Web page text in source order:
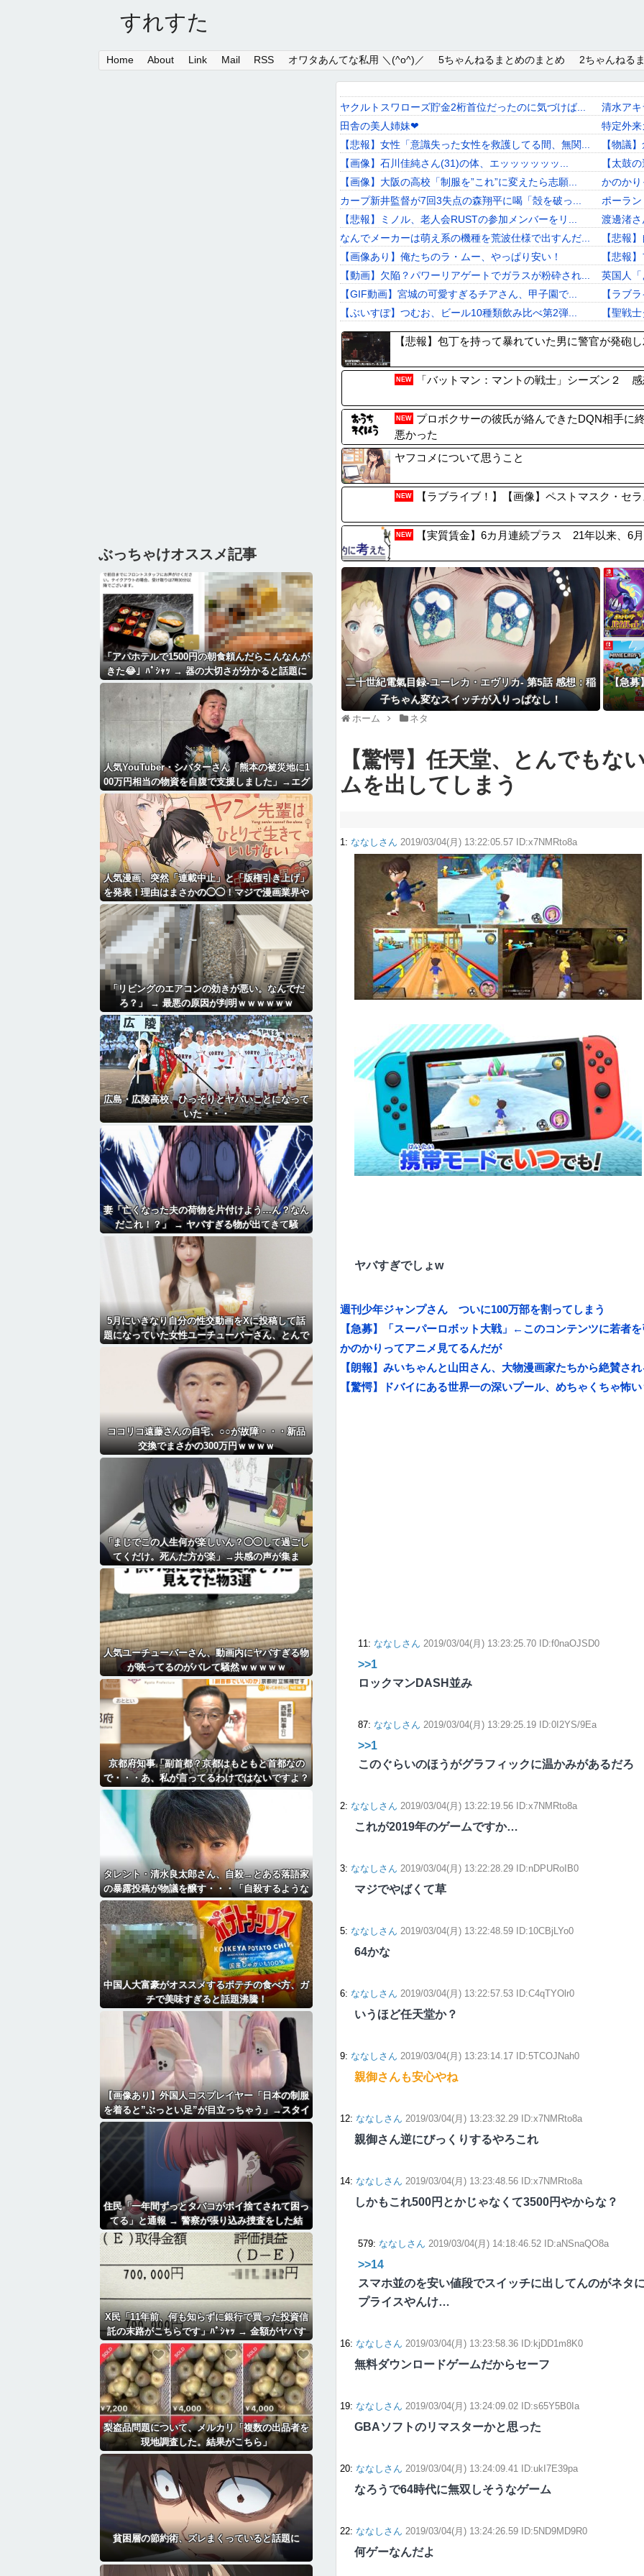
すれすた
Home About Link Mail RSS オワタあんてな私用 ＼(^o^)／ 5ちゃんねるまとめのまとめ 2ちゃんねる
ヤクルトスワローズ貯金2桁首位だったのに気づけば...
田舎の美人姉妹❤
【悲報】女性「意識失った女性を救護してる間、無関...
【画像】石川佳純さん(31)の体、エッッッッッッ...
【画像】大阪の高校「制服を”これ”に変えたら志願...
カープ新井監督が7回3失点の森翔平に喝「殻を破っ...
【悲報】ミノル、老人会RUSTの参加メンバーをリ...
なんでメーカーは萌え系の機種を荒波仕様で出すんだ...
【画像あり】俺たちのラ・ムー、やっぱり安い！
【動画】欠陥？パワーリアゲートでガラスが粉砕され...
【GIF動画】宮城の可愛すぎるチアさん、甲子園で...
【ぶいすぽ】つむお、ビール10種類飲み比べ第2弾...
【画像】日本さん、避難所が各国と比べて優秀過ぎる...
大阪のホテル、ヤバすぎて炎上www「大阪の洗礼を...
大阪のホテル、ヤバすぎて炎上www「大阪の洗礼を...
【悲報】弓使いキャラ、「めっちゃ溜めて撃つ」か「...
清水ア
特定外
【物議
【太鼓
かのか
ポーラ
渡邊渚さ
【悲報
【悲報
英国人
【ラブ
【聖戦
【速報
【悲報
【性加
【悲報】
【悲報】包丁を持って暴れていた男に警官が発砲
NEW 「バットマン：マントの戦士」シーズン２
NEW
プロボクサーの彼氏が絡んできたDQN相手に
悪かった
ヤフコメについて思うこと
NEW 【ラブライブ！】【画像】ペストマスク・セラ
NEW 【実質賃金】6カ月連続プラス 21年以来、6
二十世紀電氣目録-ユーレカ・エヴリカ- 第5話 感想：稲
子ちゃん変なスイッチが入りっぱなし！
【急募
ホーム ネタ
【驚愕】任天堂、とんでもな
ムを出してしまう
1: ななしさん 2019/03/04(月) 13:22:05.57 ID:x7NMRto8a
ヤバすぎでしょw
週刊少年ジャンプさん ついに100万部を割ってしまう
【急募】「スーパーロボット大戦」←このコンテンツに若者
かのかりってアニメ見てるんだが
【朗報】みいちゃんと山田さん、大物漫画家たちから絶賛さ
【驚愕】ドバイにある世界一の深いプール、めちゃくちゃ怖
11: ななしさん 2019/03/04(月) 13:23:25.70 ID:f0naOJSD0
>>1
ロックマンDASH並み
87: ななしさん 2019/03/04(月) 13:29:25.19 ID:0I2YS/9Ea
>>1
このぐらいのほうがグラフィックに温かみがあるだろ
2: ななしさん 2019/03/04(月) 13:22:19.56 ID:x7NMRto8a
これが2019年のゲームですか…
3: ななしさん 2019/03/04(月) 13:22:28.29 ID:nDPURoIB0
マジでやばくて草
5: ななしさん 2019/03/04(月) 13:22:48.59 ID:10CBjLYo0
64かな
6: ななしさん 2019/03/04(月) 13:22:57.53 ID:C4qTYOlr0
いうほど任天堂か？
9: ななしさん 2019/03/04(月) 13:23:14.17 ID:5TCOJNah0
親御さんも安心やね
12: ななしさん 2019/03/04(月) 13:23:32.29 ID:x7NMRto8a
親御さん逆にびっくりするやろこれ
14: ななしさん 2019/03/04(月) 13:23:48.56 ID:x7NMRto8a
しかもこれ500円とかじゃなくて3500円やからな？
579: ななしさん 2019/03/04(月) 14:18:46.52 ID:aNSnaQO8a
>>14
スマホ並のを安い値段でスイッチに出してんのがネタ
プライスやんけ…
16: ななしさん 2019/03/04(月) 13:23:58.36 ID:kjDD1m8K0
無料ダウンロードゲームだからセーフ
19: ななしさん 2019/03/04(月) 13:24:09.02 ID:s65Y5B0Ia
GBAソフトのリマスターかと思った
20: ななしさん 2019/03/04(月) 13:24:09.41 ID:ukI7E39pa
なろうで64時代に無双しそうなゲーム
22: ななしさん 2019/03/04(月) 13:24:26.59 ID:5ND9MD9R0
何ゲーなんだよ
ぶっちゃけオススメ記事
「アパホテルで1500円の朝食頼んだらこんなんが
きた😂」ﾊﾟｼｬｯ → 器の大切さが分かると話題に
ｗｗｗｗｗ
人気YouTuber・シバターさん「熊本の被災地に1
00万円相当の物資を自腹で支援しました」→エグ
すぎる情報を暴露されるｗｗｗｗｗ
人気漫画、突然「連載中止」と「版権引き上げ」
を発表！理由はまさかの◯◯！マジで漫画業界や
ばいかも・・・
「リビングのエアコンの効きが悪い。なんでだ
ろ？」 → 最悪の原因が判明ｗｗｗｗｗｗ
広島・広陵高校、ひっそりとヤバいことになって
いた・・・
妻「亡くなった夫の荷物を片付けよう…ん？なん
だこれ！？」 → ヤバすぎる物が出てきて騒
然・・・
5月にいきなり自分の性交動画をXに投稿して話
題になっていた女性ユーチューバーさん、とんで
もないことになっていた・・・
ココリコ遠藤さんの自宅、○○が故障・・・新品
交換でまさかの300万円ｗｗｗｗ
「まじでこの人生何が楽しいん？◯◯して過ごし
てくだけ。死んだ方が楽」→共感の声が集ま
る・・
人気ユーチューバーさん、動画内にヤバすぎる物
が映ってるのがバレて騒然ｗｗｗｗｗ
京都府知事「副首都？京都はもともと首都なの
で・・・あ、私が言ってるわけではないですよ？
（笑）」
タレント・清水良太郎さん、自殺→とある落語家
の暴露投稿が物議を醸す・・・「自殺するような
奴に◯◯されたんだね俺は」
中国人大富豪がオススメするポテチの食べ方、ガ
チで美味すぎると話題沸騰！
【画像あり】外国人コスプレイヤー「日本の制服
を着ると”ぶっとい足”が目立っちゃう」→スタイ
ルが最高すぎて2.1万いいね「太もも好きにはた
まらん」「いいべ」
住民「一年間ずっとタバコがポイ捨てされて困っ
てる」と通報 → 警察が張り込み捜査をした結
果、衝撃の展開に・・・
X民「11年前、何も知らずに銀行で買った投資信
託の末路がこちらです」ﾊﾟｼｬｯ → 金額がヤバす
ぎるｗｗｗｗｗｗ
梨盗品問題について、メルカリ「複数の出品者を
現地調査した。結果がこちら」
貧困層の節約術、ズレまくっていると話題に
Link
Mail
RSS
オワタあんてな私用 ＼(^o^)／
5ちゃんねるまとめのまとめ
2ちゃんねるまとめのまとめ
まとめサイト速報＋